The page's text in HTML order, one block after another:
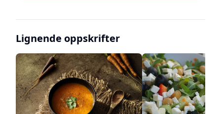
Lignende oppskrifter